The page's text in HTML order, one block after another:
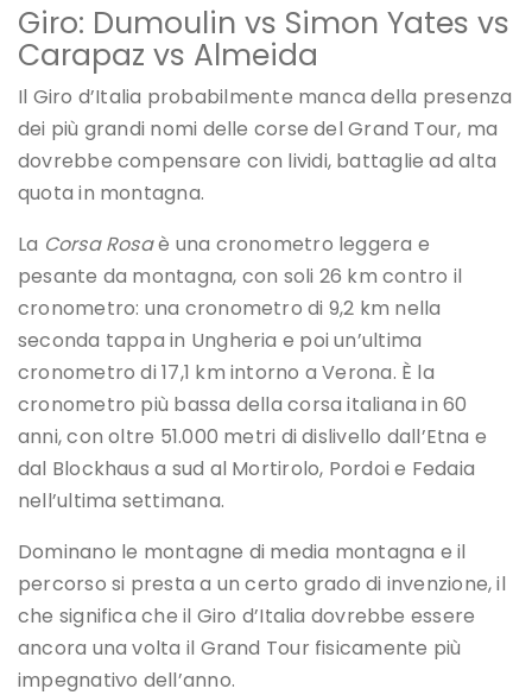
Giro: Dumoulin vs Simon Yates vs
Carapaz vs Almeida
Il Giro d’Italia probabilmente manca della presenza
dei più grandi nomi delle corse del Grand Tour, ma
dovrebbe compensare con lividi, battaglie ad alta
quota in montagna.
La Corsa Rosaè una cronometro leggera e
pesante da montagna, con soli 26 km contro il
cronometro: una cronometro di 9,2 km nella
seconda tappa in Ungheria e poi un’ultima
cronometro di 17,1 km intorno a Verona. È la
cronometro più bassa della corsa italiana in 60
anni, con oltre 51.000 metri di dislivello dall’Etna e
dal Blockhaus a sud al Mortirolo, Pordoi e Fedaia
nell’ultima settimana.
Dominano le montagne di media montagna e il
percorso si presta a un certo grado di invenzione, il
che significa che il Giro d’Italia dovrebbe essere
ancora una volta il Grand Tour fisicamente più
impegnativo dell’anno.